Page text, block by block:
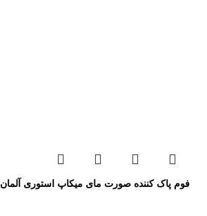
فوم پاک کننده صورت مای میکاپ استوری آلمان